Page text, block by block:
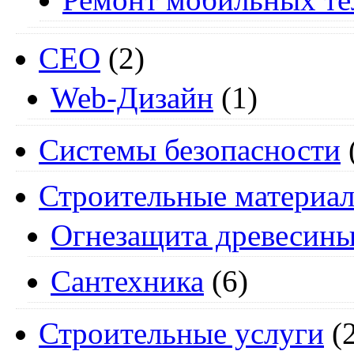
СЕО (2)
Web-Дизайн (1)
Системы безопасности
Строительные
Огнезащита
Сантехника (6)
Строительные услуги